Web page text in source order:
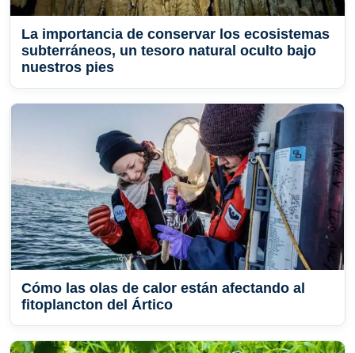
La importancia de conservar los ecosistemas
subterráneos, un tesoro natural oculto bajo
nuestros pies
Cómo las olas de calor están afectando al
fitoplancton del Ártico